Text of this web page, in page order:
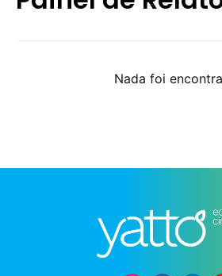
Nada foi